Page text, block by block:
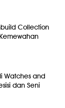
Collection
Watches and
dan Seni